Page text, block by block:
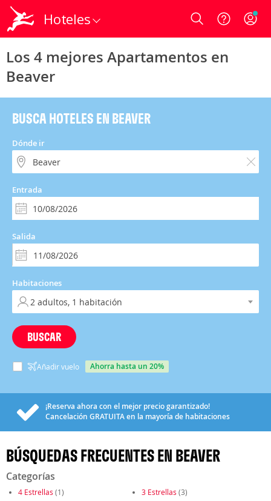
Hoteles Login
Los 4 mejores Apartamentos en
Beaver
BUSCA HOTELES EN BEAVER
Dónde ir
Entrada
Salida
Habitaciones
BUSCAR
Añadir vuelo ahorra hasta un 20%
¡Reserva ahora con el mejor precio garantizado!
Cancelación GRATUITAen la mayoría de habitaciones
BÚSQUEDAS FRECUENTES EN BEAVER
Categorías
4 Estrellas (1) 3 Estrellas (3)